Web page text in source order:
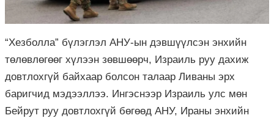
“Хезболла” бүлэглэл АНУ-ын дэвшүүлсэн энхийн
төлөвлөгөөг хүлээн зөвшөөрч, Израиль руу дахиж
довтлохгүй байхаар болсон талаар Ливаны эрх
баригчид мэдээллээ. Ингэснээр Израиль улс мөн
Бейрут руу довтлохгүй бөгөөд АНУ, Ираны энхийн